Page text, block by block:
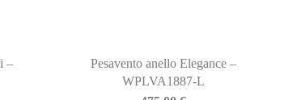
–
Pesavento anello Elegance –
WPLVA1887-L